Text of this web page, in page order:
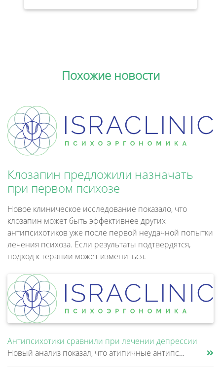
Похожие новости
Клозапин предложили назначать
при первом психозе
Новое клиническое исследование показало, что
клозапин может быть эффективнее других
антипсихотиков уже после первой неудачной попытки
лечения психоза. Если результаты подтвердятся,
подход к терапии может измениться.
Антипсихотики сравнили при лечении депрессии
Новый анализ показал, что атипичные антипсихотики, которые иногда добавляют к антидепрессантам при большом депрессивном......